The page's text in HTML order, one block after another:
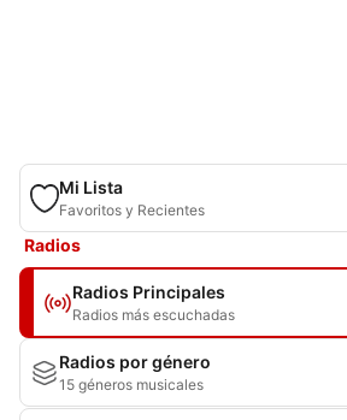
Mi Lista
Favoritos y Recientes
Radios
Radios Principales
Radios más escuchadas
Radios por género
15 géneros musicales